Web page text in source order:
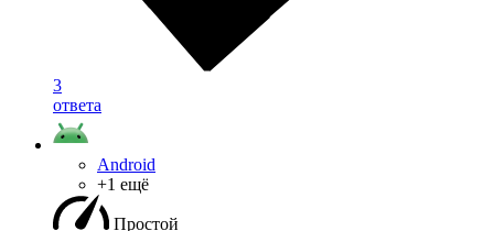
3
ответа
Android
+1 ещё
Простой